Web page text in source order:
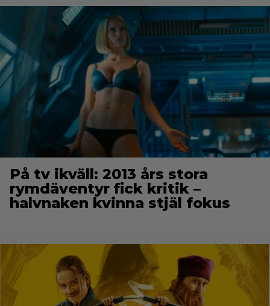
På tv ikväll: 2013 års stora
rymdäventyr fick kritik –
halvnaken kvinna stjäl fokus